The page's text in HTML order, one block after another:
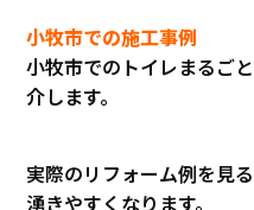
小牧市での施工事例
小牧市でのトイレまるご
介します。
実際のリフォーム例を見
湧きやすくなります。